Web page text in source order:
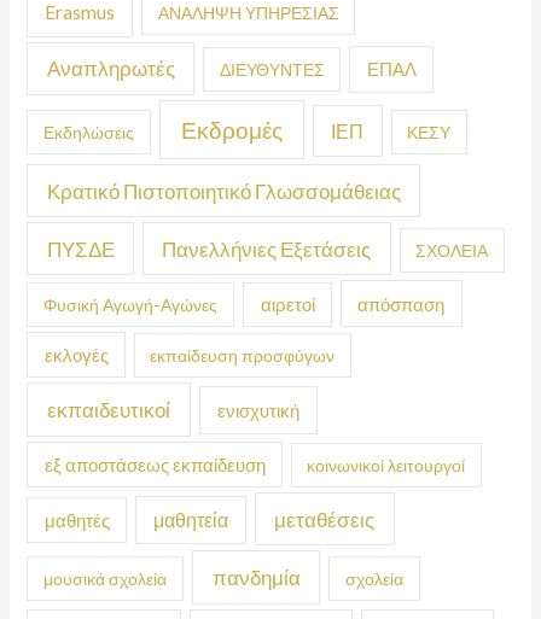
Erasmus ΑΝΑΛΗΨΗ ΥΠΗΡΕΣΙΑΣ
Αναπληρωτές ΔΙΕΥΘΥΝΤΕΣ ΕΠΑΛ
Εκδηλώσεις Εκδρομές ΙΕΠ ΚΕΣΥ
Κρατικό Πιστοποιητικό Γλωσσομάθειας
ΠΥΣΔΕ Πανελλήνιες Εξετάσεις ΣΧΟΛΕΙΑ
Φυσική Αγωγή-Αγώνες αιρετοί απόσπαση
εκλογές εκπαίδευση προσφύγων
εκπαιδευτικοί ενισχυτική
εξ αποστάσεως εκπαίδευση κοινωνικοί λειτουργοί
μαθητές μαθητεία μεταθέσεις
μουσικά σχολεία πανδημία σχολεία